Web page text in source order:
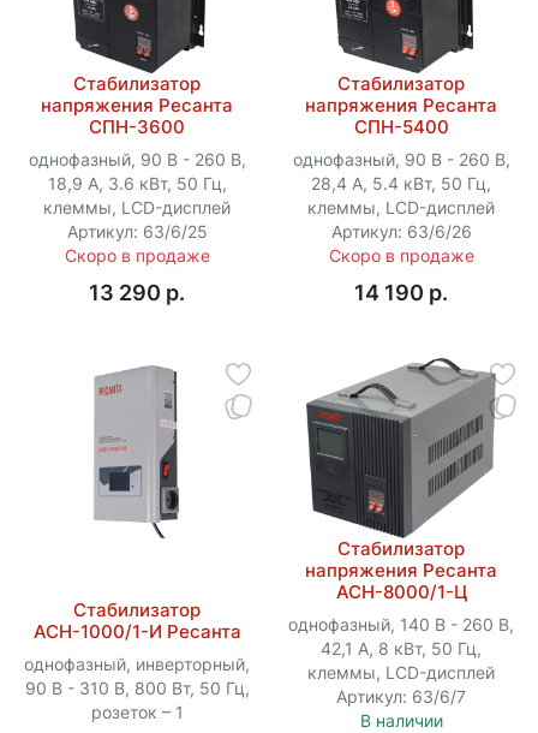
Стабилизатор
напряжения Ресанта
СПН-3600
однофазный, 90 В - 260 В,
18,9 А, 3.6 кВт, 50 Гц,
клеммы, LCD-дисплей
Артикул: 63/6/25
Скоро в продаже
13 290 p.
Стабилизатор
напряжения Ресанта
СПН-5400
однофазный, 90 В - 260 В,
28,4 А, 5.4 кВт, 50 Гц,
клеммы, LCD-дисплей
Артикул: 63/6/26
Скоро в продаже
14 190 p.
Стабилизатор
АСН-1000/1-И Ресанта
однофазный, инверторный,
90 В - 310 В, 800 Вт, 50 Гц,
розеток – 1
Стабилизатор
напряжения Ресанта
АСН-8000/1-Ц
однофазный, 140 В - 260 В,
42,1 А, 8 кВт, 50 Гц,
клеммы, LCD-дисплей
Артикул: 63/6/7
В наличии